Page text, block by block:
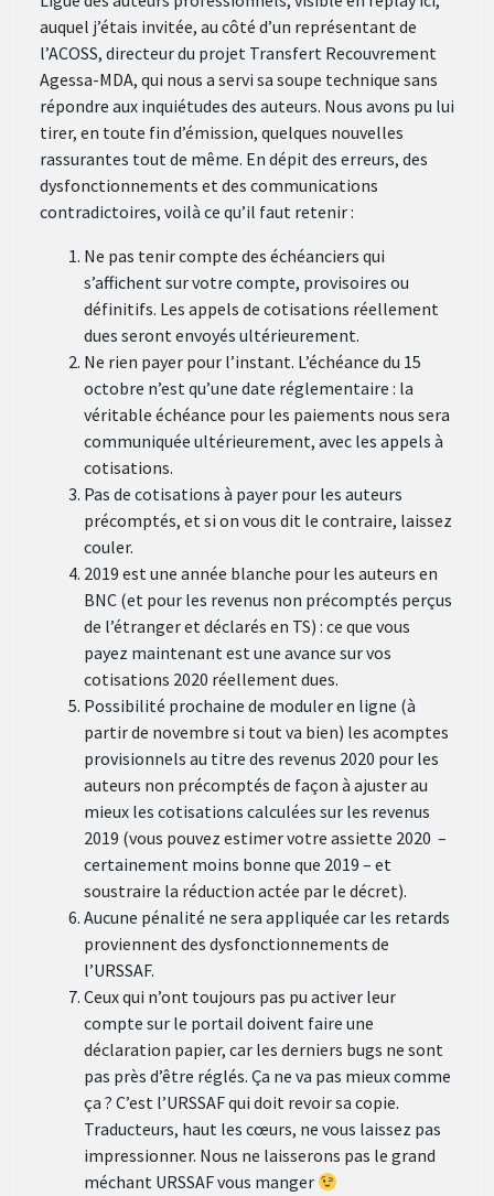
auquel j’étais invitée, au côté d’un représentant de
l’ACOSS, directeur du projet Transfert Recouvrement
Agessa-MDA, qui nous a servi sa soupe technique sans
répondre aux inquiétudes des auteurs. Nous avons pu lui
tirer, en toute fin d’émission, quelques nouvelles
rassurantes tout de même. En dépit des erreurs, des
dysfonctionnements et des communications
contradictoires, voilà ce qu’il faut retenir :
Ne pas tenir compte des échéanciers qui
s’affichent sur votre compte, provisoires ou
définitifs. Les appels de cotisations réellement
dues seront envoyés ultérieurement.
Ne rien payer pour l’instant. L’échéance du 15
octobre n’est qu’une date réglementaire : la
véritable échéance pour les paiements nous sera
communiquée ultérieurement, avec les appels à
cotisations.
Pas de cotisations à payer pour les auteurs
précomptés, et si on vous dit le contraire, laissez
couler.
2019 est une année blanche pour les auteurs en
BNC (et pour les revenus non précomptés perçus
de l’étranger et déclarés en TS) : ce que vous
payez maintenant est une avance sur vos
cotisations 2020 réellement dues.
Possibilité prochaine de moduler en ligne (à
partir de novembre si tout va bien) les acomptes
provisionnels au titre des revenus 2020 pour les
auteurs non précomptés de façon à ajuster au
mieux les cotisations calculées sur les revenus
2019 (vous pouvez estimer votre assiette 2020 –
certainement moins bonne que 2019 – et
soustraire la réduction actée par le décret).
Aucune pénalité ne sera appliquée car les retards
proviennent des dysfonctionnements de
l’URSSAF.
Ceux qui n’ont toujours pas pu activer leur
compte sur le portail doivent faire une
déclaration papier, car les derniers bugs ne sont
pas près d’être réglés. Ça ne va pas mieux comme
ça ? C’est l’URSSAF qui doit revoir sa copie.
Traducteurs, haut les cœurs, ne vous laissez pas
impressionner. Nous ne laisserons pas le grand
méchant URSSAF vous manger